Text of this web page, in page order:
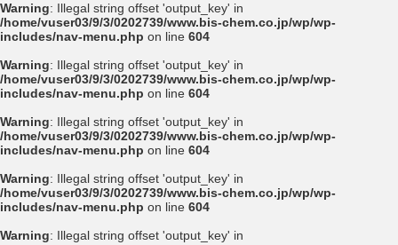
Warning: Illegal string offset 'output_key' in
/home/vuser03/9/3/0202739/www.bis-chem.co.jp/wp/wp-
includes/nav-menu.php on line 604
Warning: Illegal string offset 'output_key' in
/home/vuser03/9/3/0202739/www.bis-chem.co.jp/wp/wp-
includes/nav-menu.php on line 604
Warning: Illegal string offset 'output_key' in
/home/vuser03/9/3/0202739/www.bis-chem.co.jp/wp/wp-
includes/nav-menu.php on line 604
Warning: Illegal string offset 'output_key' in
/home/vuser03/9/3/0202739/www.bis-chem.co.jp/wp/wp-
includes/nav-menu.php on line 604
Warning: Illegal string offset 'output_key' in